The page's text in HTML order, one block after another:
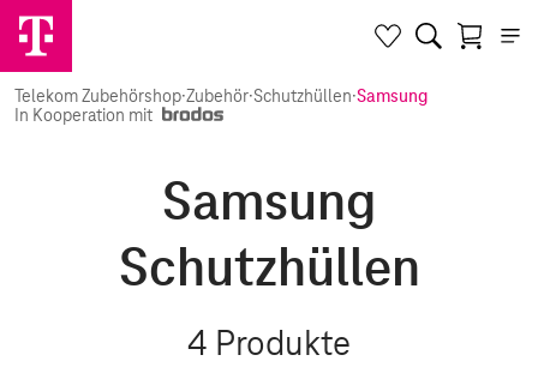
Telekom Zubehörshop·Zubehör·Schutzhüllen·Samsung
In Kooperation mit
Samsung
Schutzhüllen
4 Produkte